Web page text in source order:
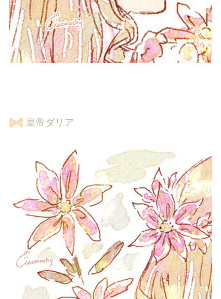
皇帝ダリア